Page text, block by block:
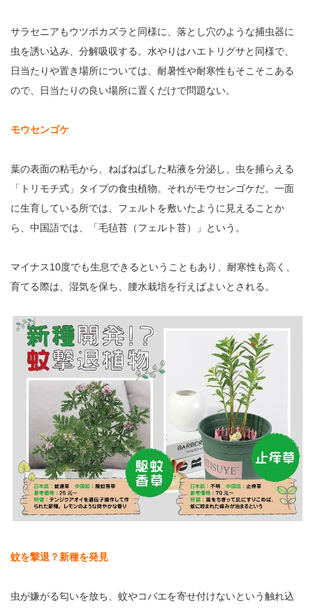
サラセニアもウツボカズラと同様に、落とし穴のような捕虫器に
虫を誘い込み、分解吸収する。水やりはハエトリグサと同様で、
日当たりや置き場所については、耐暑性や耐寒性もそこそこある
ので、日当たりの良い場所に置くだけで問題ない。
モウセンゴケ
葉の表面の粘毛から、ねばねばした粘液を分泌し、虫を捕らえる
「トリモチ式」タイプの食虫植物。それがモウセンゴケだ。一面
に生育している所では、フェルトを敷いたように見えることか
ら、中国語では、「毛毡苔（フェルト苔）」という。
マイナス10度でも生息できるということもあり、耐寒性も高く、
育てる際は、湿気を保ち、腰水栽培を行えばよいとされる。
蚊を撃退？新種を発見
虫が嫌がる匂いを放ち、蚊やコバエを寄せ付けないという触れ込